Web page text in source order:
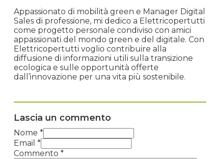
Appassionato di mobilità green e Manager Digital
Sales di professione, mi dedico a Elettricopertutti
come progetto personale condiviso con amici
appassionati del mondo green e del digitale. Con
Elettricopertutti voglio contribuire alla
diffusione di informazioni utili sulla transizione
ecologica e sulle opportunità offerte
dall’innovazione per una vita più sostenibile.
Lascia un commento
Nome *
Email *
Commento *